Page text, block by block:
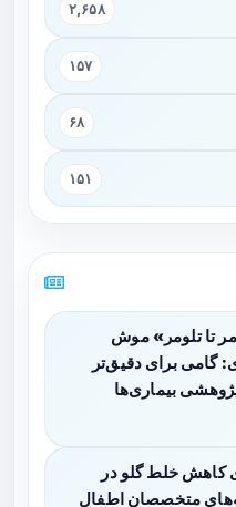
۲,۶۵۸
۱۵۷
۶۸
۱۵۱
تا تلومر» موش
گامی برای دقیق‌تر
بیماری‌ها
کاهش خلط گلو در
متخصصان اطفال